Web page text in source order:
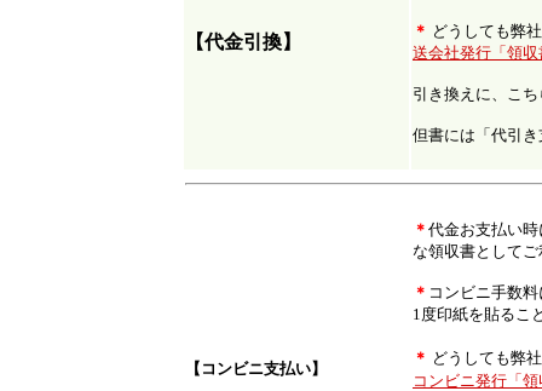
【代金引換】
＊ どうしても弊
送会社発行「領
引き換えに、こ
但書には「代引
【コンビニ支払い】
＊ 代金お支払い
な領収書として
＊ コンビニ手数
1度印紙を貼るこ
＊ どうしても弊
コンビニ発行「